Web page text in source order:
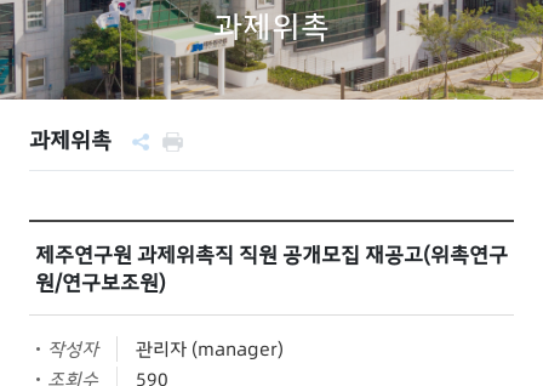
과제위촉
과제위촉
제주연구원 과제위촉직 직원 공개모집 재공고(위촉연구
원/연구보조원)
작성자
관리자 (manager)
조회수
590